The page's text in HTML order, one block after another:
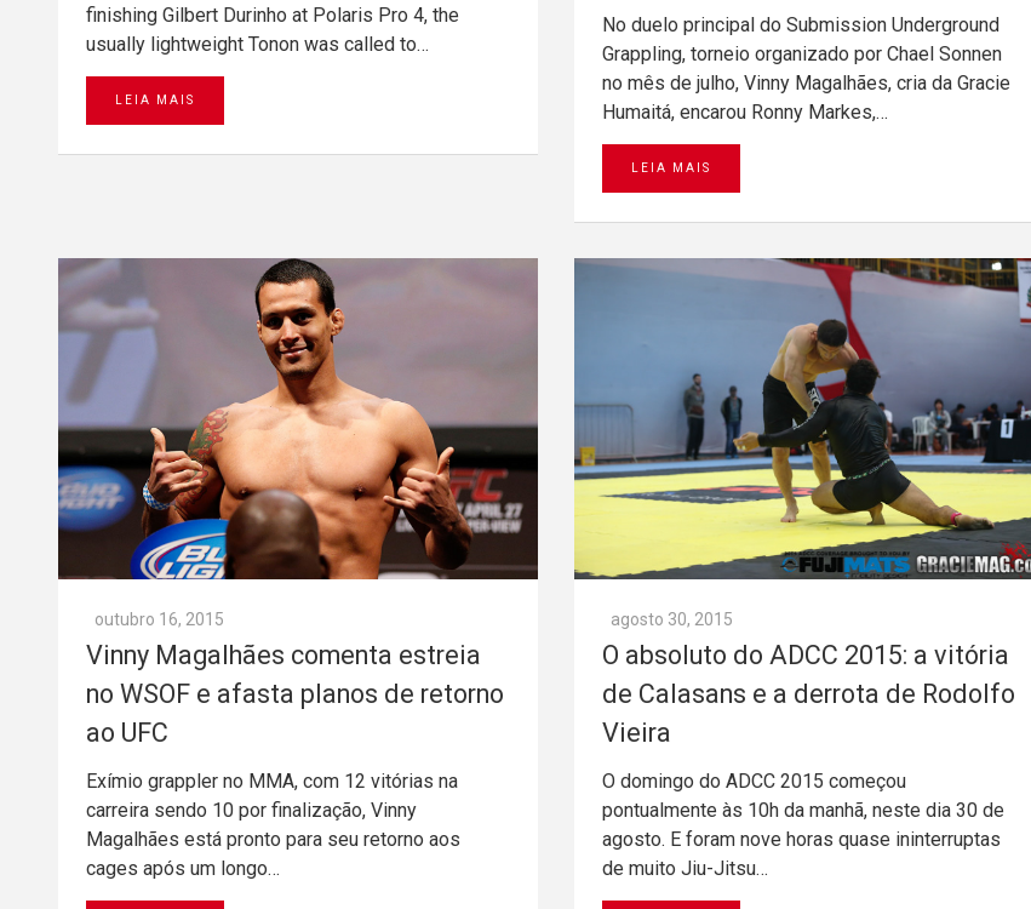
finishing Gilbert Durinho at Polaris Pro 4, the
usually lightweight Tonon was called to…
LEIA MAIS
No duelo principal do Submission Underground
Grappling, torneio organizado por Chael Sonnen
no mês de julho, Vinny Magalhães, cria da Gracie
Humaitá, encarou Ronny Markes,…
LEIA MAIS
outubro 16, 2015
Vinny Magalhães comenta estreia
no WSOF e afasta planos de retorno
ao UFC
Exímio grappler no MMA, com 12 vitórias na
carreira sendo 10 por finalização, Vinny
Magalhães está pronto para seu retorno aos
cages após um longo…
agosto 30, 2015
O absoluto do ADCC 2015: a vitória
de Calasans e a derrota de Rodolfo
Vieira
O domingo do ADCC 2015 começou
pontualmente às 10h da manhã, neste dia 30 de
agosto. E foram nove horas quase ininterruptas
de muito Jiu-Jitsu…